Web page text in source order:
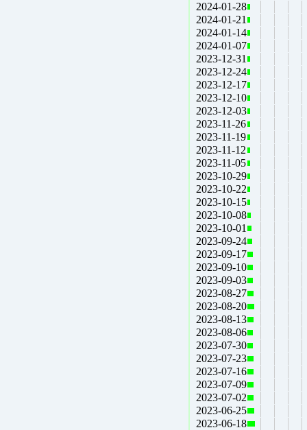
2024-01-28
2024-01-21
2024-01-14
2024-01-07
2023-12-31
2023-12-24
2023-12-17
2023-12-10
2023-12-03
2023-11-26
2023-11-19
2023-11-12
2023-11-05
2023-10-29
2023-10-22
2023-10-15
2023-10-08
2023-10-01
2023-09-24
2023-09-17
2023-09-10
2023-09-03
2023-08-27
2023-08-20
2023-08-13
2023-08-06
2023-07-30
2023-07-23
2023-07-16
2023-07-09
2023-07-02
2023-06-25
2023-06-18